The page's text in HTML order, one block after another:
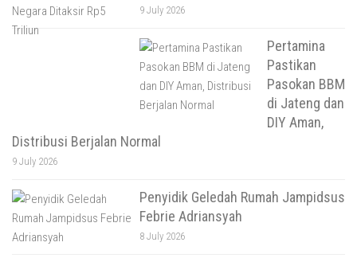
9 July 2026
Pertamina
Pastikan
Pasokan BBM
di Jateng dan
DIY Aman,
Distribusi Berjalan Normal
9 July 2026
Penyidik Geledah Rumah Jampidsus
Febrie Adriansyah
8 July 2026